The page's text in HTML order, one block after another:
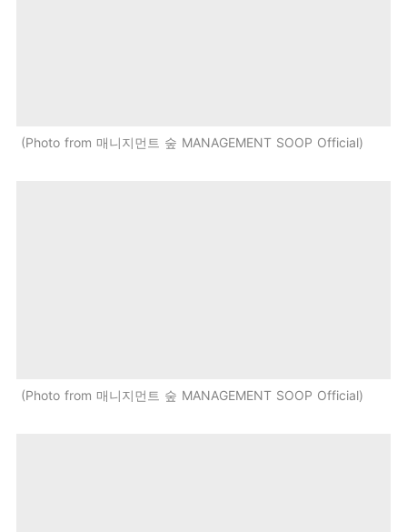
Photo from 매니지먼트 숲 MANAGEMENT SOOP Official
Photo from 매니지먼트 숲 MANAGEMENT SOOP Official